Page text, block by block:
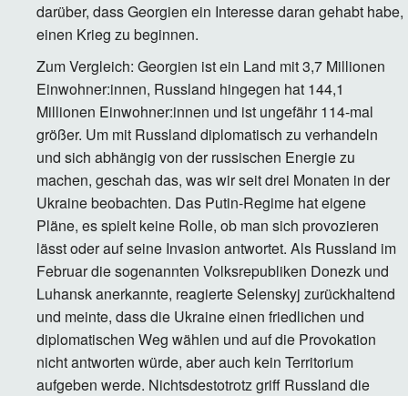
darüber, dass Georgien ein Interesse daran gehabt habe,
einen Krieg zu beginnen.
Zum Vergleich: Georgien ist ein Land mit 3,7 Millionen
Einwohner:innen, Russland hingegen hat 144,1
Millionen Einwohner:innen und ist ungefähr 114-mal
größer. Um mit Russland diplomatisch zu verhandeln
und sich abhängig von der russischen Energie zu
machen, geschah das, was wir seit drei Monaten in der
Ukraine beobachten. Das Putin-Regime hat eigene
Pläne, es spielt keine Rolle, ob man sich provozieren
lässt oder auf seine Invasion antwortet. Als Russland im
Februar die sogenannten Volksrepubliken Donezk und
Luhansk anerkannte, reagierte Selenskyj zurückhaltend
und meinte, dass die Ukraine einen friedlichen und
diplomatischen Weg wählen und auf die Provokation
nicht antworten würde, aber auch kein Territorium
aufgeben werde. Nichtsdestotrotz griff Russland die